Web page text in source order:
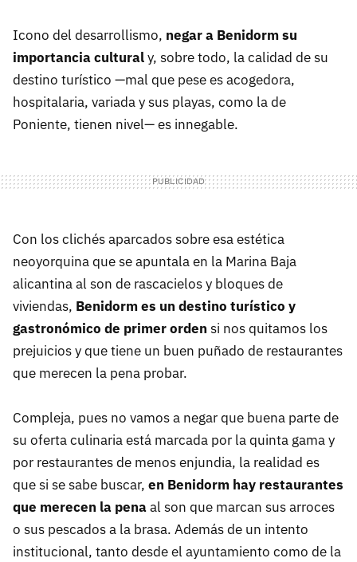
Icono del desarrollismo, negar a Benidorm su
importancia culturaly, sobre todo, la calidad de su
destino turístico —mal que pese es acogedora,
hospitalaria, variada y sus playas, como la de
Poniente, tienen nivel— es innegable.
Con los clichés aparcados sobre esa estética
neoyorquina que se apuntala en la Marina Baja
alicantina al son de rascacielos y bloques de
viviendas, Benidorm es un destino turístico y
gastronómico de primer orden si nos quitamos los
prejuicios y que tiene un buen puñado de restaurantes
que merecen la pena probar.
Compleja, pues no vamos a negar que buena parte de
su oferta culinaria está marcada por la quinta gama y
por restaurantes de menos enjundia, la realidad es
que si se sabe buscar, en Benidorm hay restaurantes
que merecen la penaal son que marcan sus arroces
o sus pescados a la brasa. Además de un intento
institucional, tanto desde el ayuntamiento como de la